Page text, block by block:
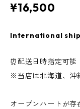
¥16,500
International
⏰配送日時指定可能
※当店は北海道、沖
オープンハートが